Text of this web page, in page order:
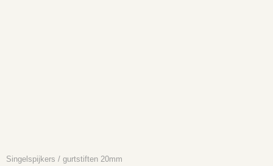
Singelspijkers / gurtstiften 20mm